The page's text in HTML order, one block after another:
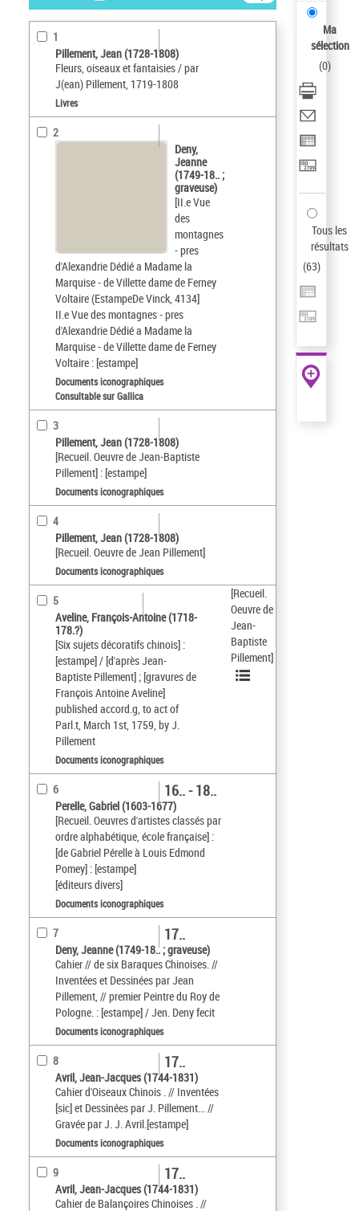
résultats/page
1
Pillement, Jean (1728-1808)
Fleurs, oiseaux et fantaisies / par
J(ean) Pillement, 1719-1808
Livres
2
Deny,
Jeanne
(1749-18.. ;
graveuse)
[II.e Vue
des
montagnes
- pres
d'Alexandrie Dédié a Madame la
Marquise - de Villette dame de Ferney
Voltaire (EstampeDe Vinck, 4134]
II.e Vue des montagnes - pres
d'Alexandrie Dédié a Madame la
Marquise - de Villette dame de Ferney
Voltaire : [estampe]
Documents iconographiques
Consultable sur Gallica
3
Pillement, Jean (1728-1808)
[Recueil. Oeuvre de Jean-Baptiste
Pillement] : [estampe]
Documents iconographiques
4
Pillement, Jean (1728-1808)
[Recueil. Oeuvre de Jean Pillement]
Documents iconographiques
5
Aveline, François-Antoine (1718-
178.?)
[Six sujets décoratifs chinois] :
[estampe] / [d'après Jean-
Baptiste Pillement] ; [gravures de
François Antoine Aveline]
published accord.g, to act of
Parl.t, March 1st, 1759, by J.
Pillement
Documents iconographiques
[Recueil.
Oeuvre de
Jean-
Baptiste
Pillement]
6
Perelle, Gabriel (1603-1677)
[Recueil. Oeuvres d'artistes classés par
ordre alphabétique, école française] :
[de Gabriel Pérelle à Louis Edmond
Pomey] : [estampe]
[éditeurs divers]
16.. - 18..
Documents iconographiques
7
Deny, Jeanne (1749-18.. ; graveuse)
Cahier // de six Baraques Chinoises. //
Inventées et Dessinées par Jean
Pillement, // premier Peintre du Roy de
Pologne. : [estampe] / Jen. Deny fecit
17..
Documents iconographiques
8
Avril, Jean-Jacques (1744-1831)
Cahier d'Oiseaux Chinois . // Inventées
[sic] et Dessinées par J. Pillement... //
Gravée par J. J. Avril.[estampe]
17..
Documents iconographiques
9
Avril, Jean-Jacques (1744-1831)
Cahier de Balançoires Chinoises . //
17..
Ma
sélection
(0)
Tous les
résultats
(63)